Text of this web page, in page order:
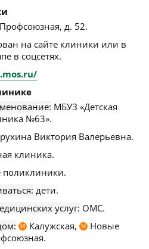
д. 52.
на сайте клиники или в
в соцсетях.
МБУЗ «Детская
№63».
Виктория Валерьевна.
клиника.
поликлиники.
дети.
услуг: ОМС.
М Калужская, М
Новые